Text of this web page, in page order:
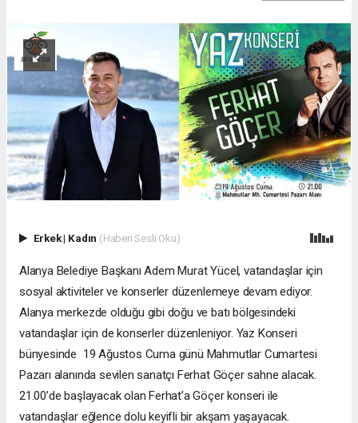
Erkek| Kadın (Haberi Sesli Oku)
Alanya Belediye Başkanı Adem Murat Yücel, vatandaşlar için
sosyal aktiviteler ve konserler düzenlemeye devam ediyor.
Alanya merkezde olduğu gibi doğu ve batı bölgesindeki
vatandaşlar için de konserler düzenleniyor. Yaz Konseri
bünyesinde 19 Ağustos Cuma günü Mahmutlar Cumartesi
Pazarı alanında sevilen sanatçı Ferhat Göçer sahne alacak.
21.00’de başlayacak olan Ferhat’a Göçer konseri ile
vatandaşlar eğlence dolu keyifli bir akşam yaşayacak.